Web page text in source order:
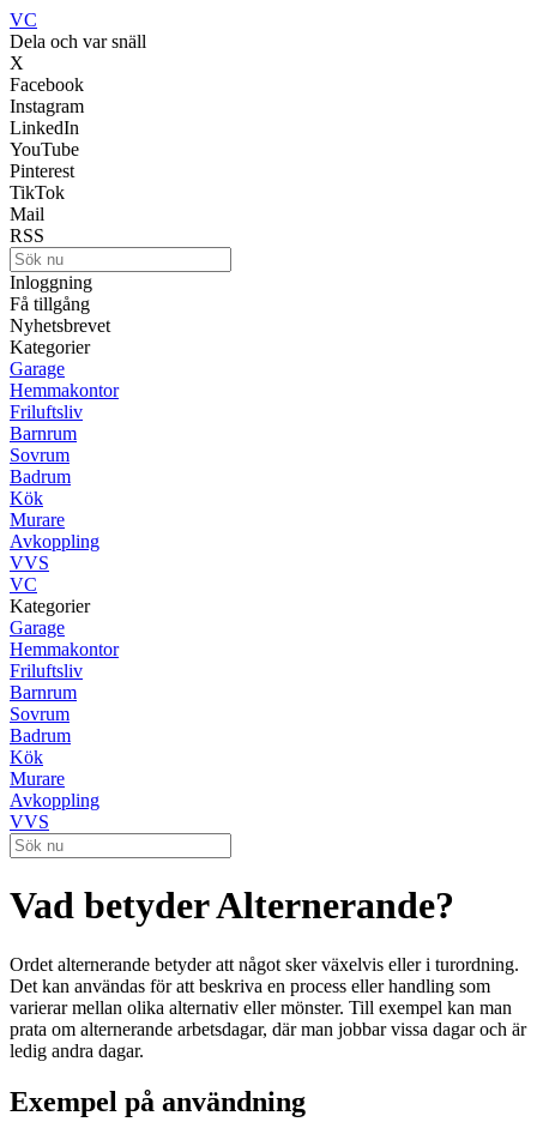
VC
Dela och var snäll
X
Facebook
Instagram
LinkedIn
YouTube
Pinterest
TikTok
Mail
RSS
Inloggning
Få tillgång
Nyhetsbrevet
Kategorier
Garage
Hemmakontor
Friluftsliv
Barnrum
Sovrum
Badrum
Kök
Murare
Avkoppling
VVS
VC
Kategorier
Garage
Hemmakontor
Friluftsliv
Barnrum
Sovrum
Badrum
Kök
Murare
Avkoppling
VVS
Vad betyder Alternerande?
Ordet alternerande betyder att något sker växelvis eller i turordning.
Det kan användas för att beskriva en process eller handling som
varierar mellan olika alternativ eller mönster. Till exempel kan man
prata om alternerande arbetsdagar, där man jobbar vissa dagar och är
ledig andra dagar.
Exempel på användning